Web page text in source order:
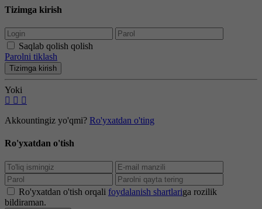
Tizimga kirish
Saqlab qolish qolish
Parolni tiklash
Tizimga kirish
Yoki
Akkountingiz yo'qmi? Ro'yxatdan o'ting
Ro'yxatdan o'tish
Ro'yxatdan o'tish orqali foydalanish shartlariga rozilik
bildiraman.